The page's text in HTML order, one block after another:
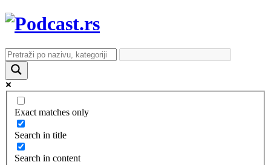
Exact matches only
Search in title
Search in content